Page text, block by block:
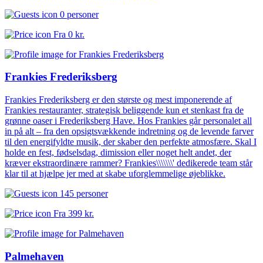
0 personer
Fra 0 kr.
Frankies Frederiksberg
Frankies Frederiksberg er den største og mest imponerende af
Frankies restauranter, strategisk beliggende kun et stenkast fra de
grønne oaser i Frederiksberg Have. Hos Frankies går personalet all
in på alt – fra den opsigtsvækkende indretning og de levende farver
til den energifyldte musik, der skaber den perfekte atmosfære. Skal I
holde en fest, fødselsdag, dimission eller noget helt andet, der
kræver ekstraordinære rammer? Frankies\\\\\\\' dedikerede team står
klar til at hjælpe jer med at skabe uforglemmelige øjeblikke.
145 personer
Fra 399 kr.
Palmehaven